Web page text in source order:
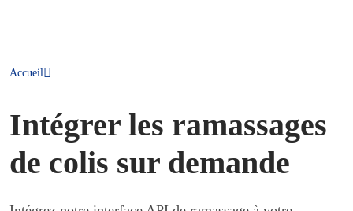
Accueil
Intégrer les ramassages
de colis sur demande